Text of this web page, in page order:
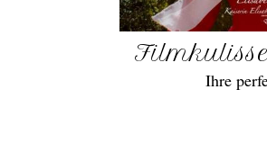
Ihre